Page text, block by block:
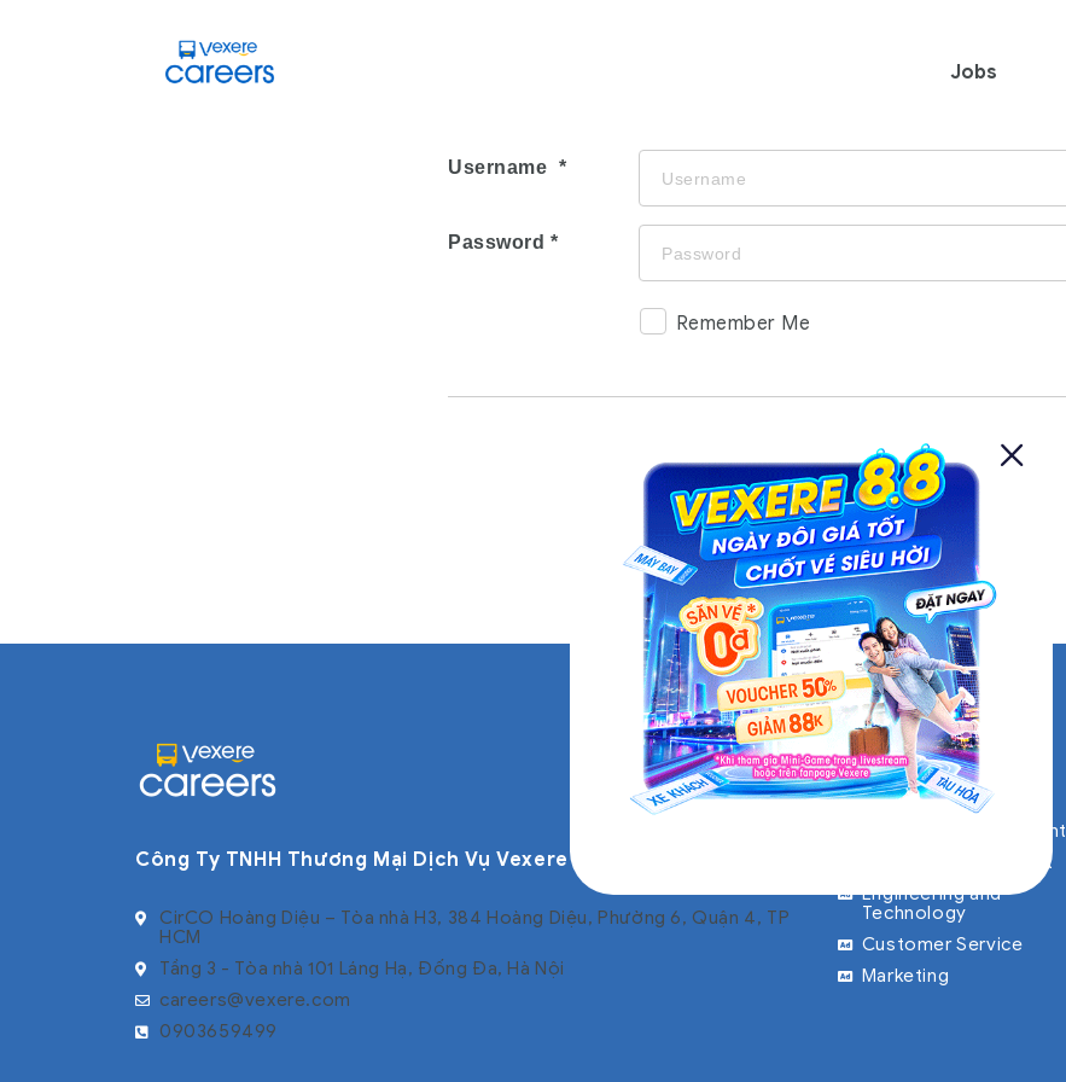
Jobs
Username
Password
Remember Me
Login
Forgot Password?
Don't have an account yet?Register Now
Công Ty TNHH Thương Mại Dịch Vụ Vexere
CirCO Hoàng Diệu – Tòa nhà H3, 384 Hoàng Diệu, Phường 6, Quận 4, TP
HCM
Tầng 3 - Tòa nhà 101 Láng Hạ, Đống Đa, Hà Nội
careers@vexere.com
0903659499
See All Jobs
Account Manager,
Business Development
Product Management
Engineering and
Technology
Customer Service
Marketing